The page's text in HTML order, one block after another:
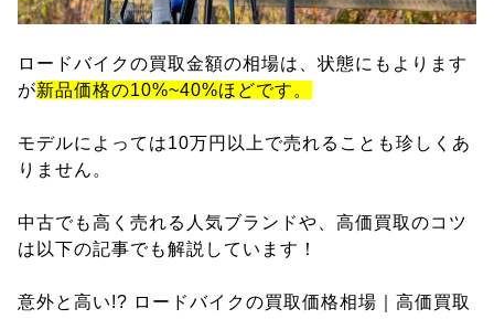
ロードバイクの買取金額の相場は、状態にもよります
が新品価格の10%~40%ほどです。
モデルによっては10万円以上で売れることも珍しくあ
りません。
中古でも高く売れる人気ブランドや、高価買取のコツ
は以下の記事でも解説しています！
意外と高い!? ロードバイクの買取価格相場｜高価買取